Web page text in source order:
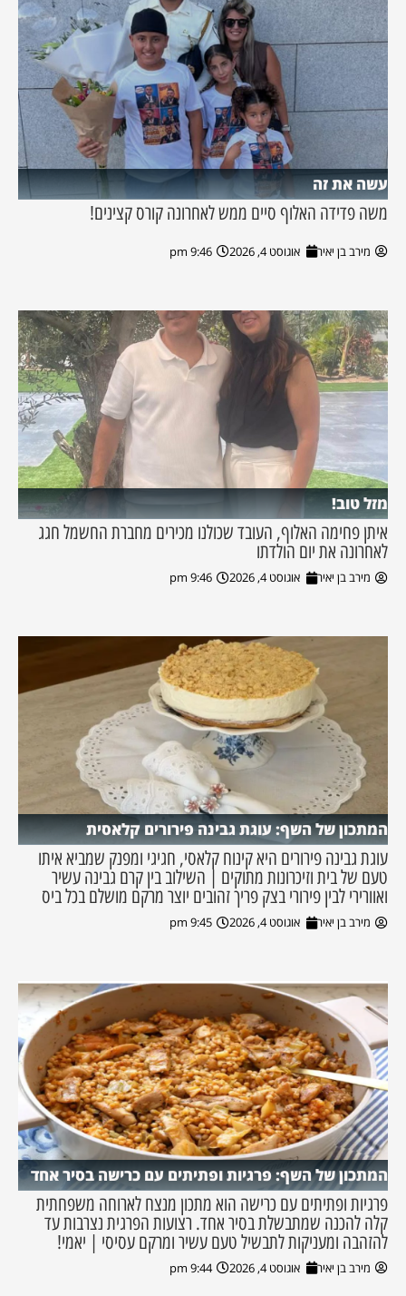
עשה את זה
משה פדידה האלוף סיים ממש לאחרונה קורס קצינים!
מירב בן יאיר אוגוסט 4, 2026 9:46 pm
מזל טוב!
איתן פחימה האלוף, העובד שכולנו מכירים מחברת החשמל חגג
לאחרונה את יום הולדתו
מירב בן יאיר אוגוסט 4, 2026 9:46 pm
המתכון של השף: עוגת גבינה פירורים קלאסית
עוגת גבינה פירורים היא קינוח קלאסי, חגיגי ומפנק שמביא איתו
טעם של בית וזיכרונות מתוקים | השילוב בין קרם גבינה עשיר
ואוורירי לבין פירורי בצק פריך זהובים יוצר מרקם מושלם בכל ביס
מירב בן יאיר אוגוסט 4, 2026 9:45 pm
המתכון של השף: פרגיות ופתיתים עם כרישה בסיר אחד
פרגיות ופתיתים עם כרישה הוא מתכון מנצח לארוחה משפחתית
קלה להכנה שמתבשלת בסיר אחד. רצועות הפרגית נצרבות עד
להזהבה ומעניקות לתבשיל טעם עשיר ומרקם עסיסי | יאמי!
מירב בן יאיר אוגוסט 4, 2026 9:44 pm